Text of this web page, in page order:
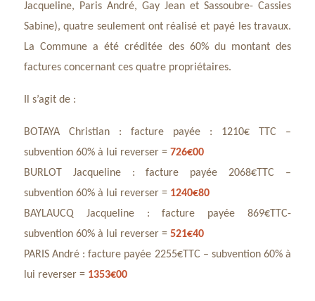
Jacqueline, Paris André, Gay Jean et Sassoubre- Cassies
Sabine), quatre seulement ont réalisé et payé les travaux.
La Commune a été créditée des 60% du montant des
factures concernant ces quatre propriétaires.
Il s’agit de :
BOTAYA Christian : facture payée : 1210€ TTC –
subvention 60% à lui reverser = 726€00
BURLOT Jacqueline : facture payée 2068€TTC –
subvention 60% à lui reverser = 1240€80
BAYLAUCQ Jacqueline : facture payée 869€TTC-
subvention 60% à lui reverser = 521€40
PARIS André : facture payée 2255€TTC – subvention 60% à
lui reverser = 1353€00